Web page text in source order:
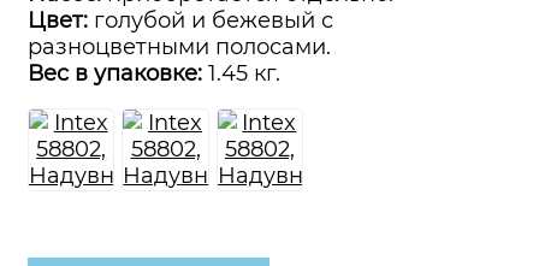
Цвет: голубой и бежевый с
разноцветными полосами.
Вес в упаковке: 1.45 кг.